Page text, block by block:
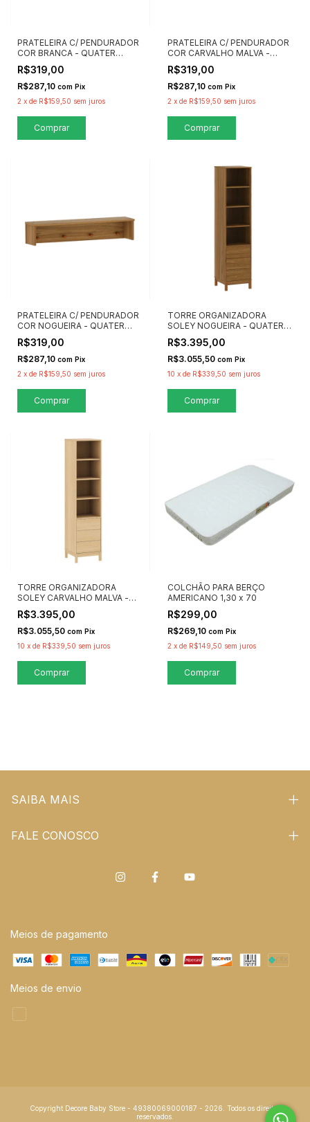
PRATELEIRA C/ PENDURADOR
COR BRANCA - QUATER
MÓVEIS
R$319,00
R$287,10 com Pix
2 x de R$159,50 sem juros
PRATELEIRA C/ PENDURADOR
COR CARVALHO MALVA -
QUATER MÓVEIS
R$319,00
R$287,10 com Pix
2 x de R$159,50 sem juros
PRATELEIRA C/ PENDURADOR
COR NOGUEIRA - QUATER
MÓVEIS
R$319,00
R$287,10 com Pix
2 x de R$159,50 sem juros
TORRE ORGANIZADORA
SOLEY NOGUEIRA - QUATER
MÓVEIS
R$3.395,00
R$3.055,50 com Pix
10 x de R$339,50 sem juros
TORRE ORGANIZADORA
SOLEY CARVALHO MALVA -
QUATER MÓVEIS
R$3.395,00
R$3.055,50 com Pix
10 x de R$339,50 sem juros
COLCHÃO PARA BERÇO
AMERICANO 1,30 x 70
R$299,00
R$269,10 com Pix
2 x de R$149,50 sem juros
SAIBA MAIS
FALE CONOSCO
Meios de pagamento
Meios de envio